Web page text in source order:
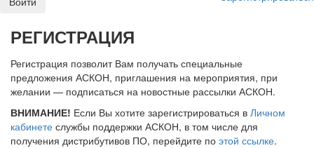
РЕГИСТРАЦИЯ
Регистрация позволит Вам получать специальные
предложения АСКОН, приглашения на мероприятия, при
желании — подписаться на новостные рассылки АСКОН.
ВНИМАНИЕ! Если Вы хотите зарегистрироваться в Личном
кабинете службы поддержки АСКОН, в том числе для
получения дистрибутивов ПО, перейдите по этой ссылке.